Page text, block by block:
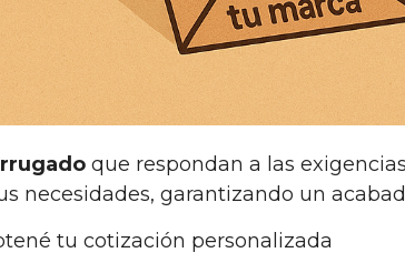
que respondan a las
necesidades, garantizando un
tu cotización personalizada